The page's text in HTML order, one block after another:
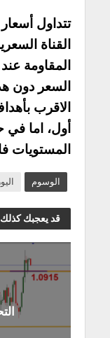
تتداول
القناة
السعر دون
أول، اما في
المستويات
الوسوم
قد يعجبك كذلك